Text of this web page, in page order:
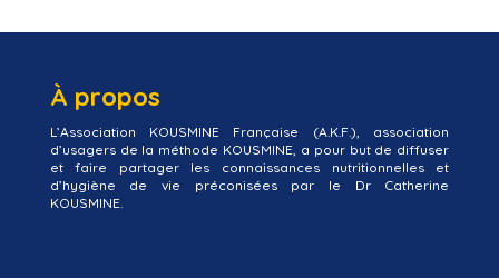
À propos
L’Association KOUSMINE Française (A.K.F.), association
d’usagers de la méthode KOUSMINE, a pour but de diffuser
et faire partager les connaissances nutritionnelles et
d’hygiène de vie préconisées par le Dr Catherine
KOUSMINE.